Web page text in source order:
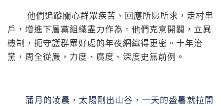
他們追蹤關心群眾疾苦、回應所愿所求，走村串
戶，增進下層黨組織盡力作為。他們克意開闢，立異
機制，扼守護群眾好處的年夜網織得更密。十年治
黨，周全從嚴，力度、廣度、深度史無前例。
蒲月的凌晨，太陽剛出山谷，一天的盛暑就拉開